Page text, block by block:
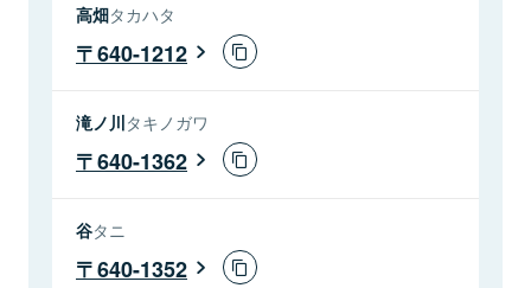
高畑タカハタ
640-1212
滝ノ川タキノガワ
640-1362
谷タニ
640-1352